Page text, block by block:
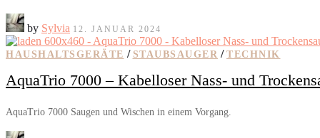
by Sylvia 12. JANUAR 2024
HAUSHALTSGERÄTE / STAUBSAUGER / TECHNIK
AquaTrio 7000 – Kabelloser Nass- und
AquaTrio 7000 Saugen und Wischen in einem Vorgang.